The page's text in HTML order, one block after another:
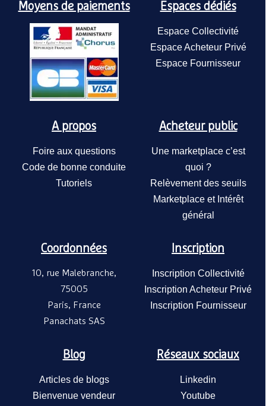
Moyens de paiements Espaces dédiés
Espace Collectivité
Espace Acheteur Privé
Espace Fournisseur
A propos
Foire aux questions
Code de bonne conduite
Tutoriels
Acheteur public
Une marketplace c’est
quoi ?
Relèvement des seuils
Marketplace et Intérêt
général
Coordonnées
10, rue Malebranche,
75005
Paris, France
Panachats SAS
Inscription
Inscription Collectivité
Inscription Acheteur Privé
Inscription Fournisseur
Blog
Articles de blogs
Bienvenue vendeur
Réseaux sociaux
Linkedin
Youtube